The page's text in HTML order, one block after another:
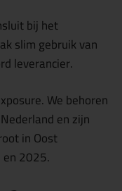
bij het
slim gebruik van
leverancier.
We behoren
en zijn
in Oost
2025.